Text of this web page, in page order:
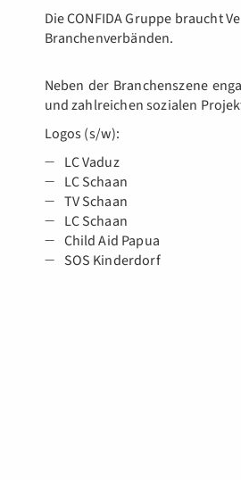
Die CONFIDA Gruppe braucht
Branchenverbänden.
Neben der Branchenszene
und zahlreichen sozialen
Logos (s/w):
LC Vaduz
LC Schaan
TV Schaan
LC Schaan
Child Aid Papua
SOS Kinderdorf